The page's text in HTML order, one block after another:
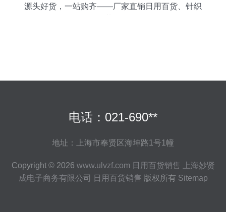
源头好货，一站购齐——厂家直销日用百货、针织
电话：021-690**
地址：上海市奉贤区海坤路1号1幢
Copyright © 2026 www.ulvzf.com 日用百货销售
上海妙贤
成电子商务有限公司
日用百货销售 版权所有 Sitemap